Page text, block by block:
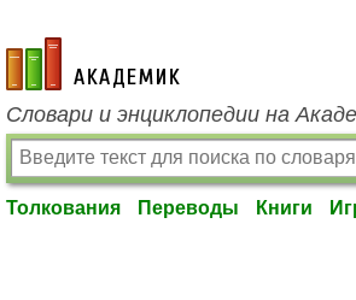
academic.ru
Словари и энциклопедии на
Толкования Переводы Книги